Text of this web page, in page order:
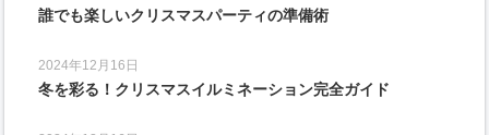
誰でも楽しいクリスマスパーティの準備術
2024年12月16日
冬を彩る！クリスマスイルミネーション完全ガイド